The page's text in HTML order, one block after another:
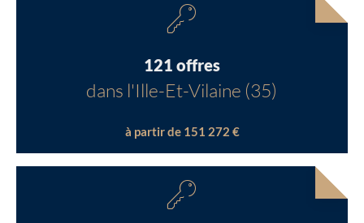
121 offres
dans l'Ille-Et-Vilaine (35)
à partir de 151 272 €